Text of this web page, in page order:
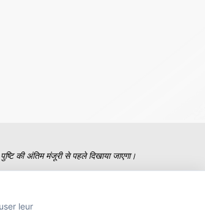
की अंतिम मंजूरी से पहले दिखाया जाएगा।
leur